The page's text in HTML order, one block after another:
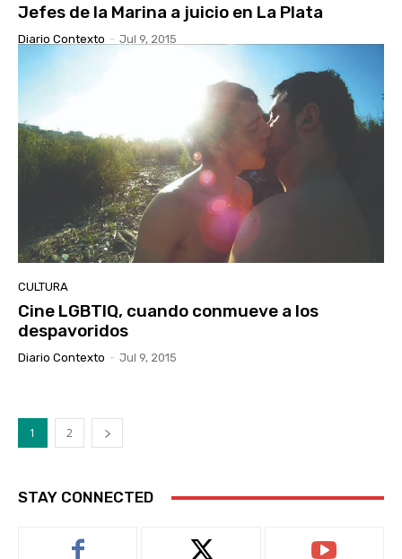
Jefes de la Marina a juicio en La Plata
Diario Contexto - Jul 9, 2015
CULTURA
Cine LGBTIQ, cuando conmueve a los
despavoridos
Diario Contexto - Jul 9, 2015
1 2
STAY CONNECTED